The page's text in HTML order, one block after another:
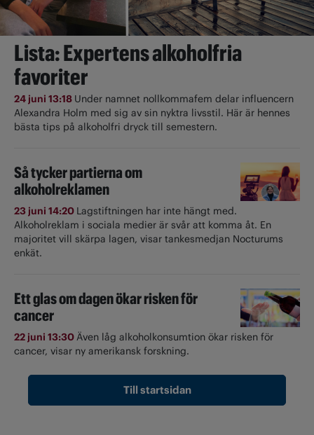
Lista: Expertens alkoholfria
favoriter
24 juni 13:18 Under namnet nollkommafem delar influencern
Alexandra Holm med sig av sin nyktra livsstil. Här är hennes
bästa tips på alkoholfri dryck till semestern.
Så tycker partierna om
alkoholreklamen
23 juni 14:20 Lagstiftningen har inte hängt med.
Alkoholreklam i sociala medier är svår att komma åt. En
majoritet vill skärpa lagen, visar tankesmedjan Nocturums
enkät.
Ett glas om dagen ökar risken för
cancer
22 juni 13:30Även låg alkoholkonsumtion ökar risken för
cancer, visar ny amerikansk forskning.
Till startsidan